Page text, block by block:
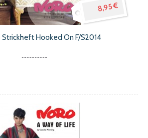
8,95 €
Strickheft Hooked On F/S2014